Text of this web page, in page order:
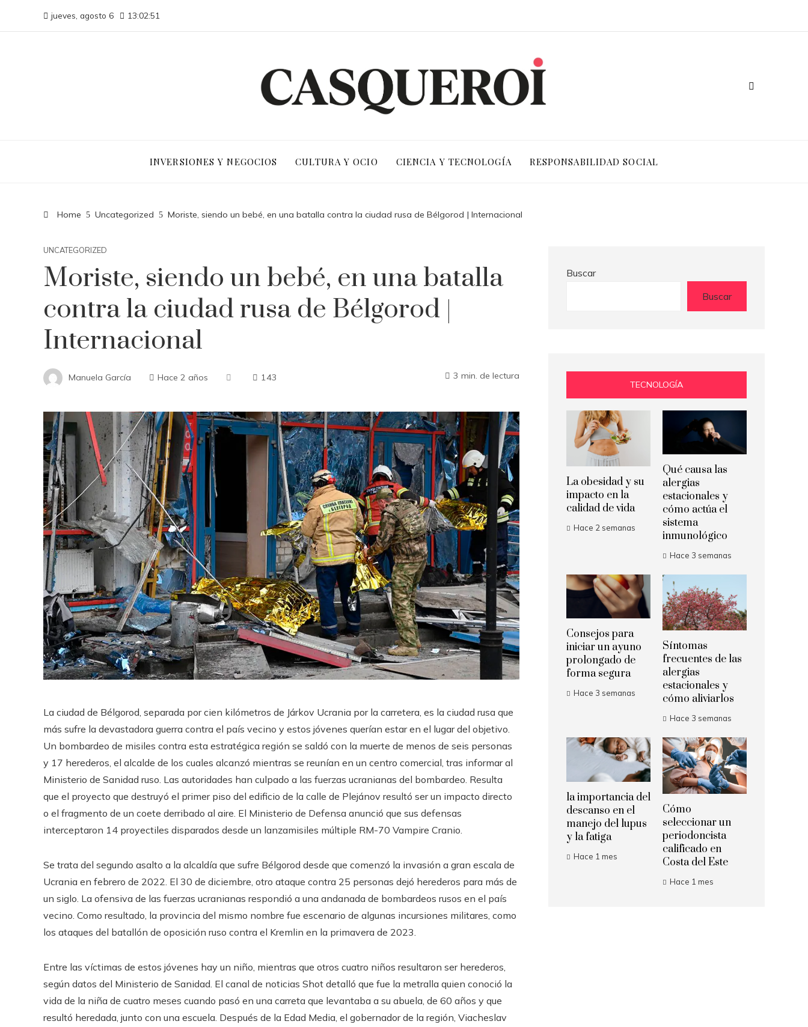
jueves, agosto 6 13:02:52
INVERSIONES Y NEGOCIOS CULTURA Y OCIO CIENCIA Y TECNOLOGÍA RESPONSABILIDAD SOCIAL
Home Uncategorized Moriste, siendo un bebé, en una batalla contra la ciudad rusa de Bélgorod | Internacional
UNCATEGORIZED
Moriste, siendo un bebé, en una batalla
contra la ciudad rusa de Bélgorod |
Internacional
Manuela García Hace 2 años 143 3 min. de lectura
La ciudad de Bélgorod, separada por cien kilómetros de Járkov Ucrania por la carretera, es la ciudad rusa que
más sufre la devastadora guerra contra el país vecino y estos jóvenes querían estar en el lugar del objetivo.
Un bombardeo de misiles contra esta estratégica región se saldó con la muerte de menos de seis personas
y 17 herederos, el alcalde de los cuales alcanzó mientras se reunían en un centro comercial, tras informar al
Ministerio de Sanidad ruso. Las autoridades han culpado a las fuerzas ucranianas del bombardeo. Resulta
que el proyecto que destruyó el primer piso del edificio de la calle de Plejánov resultó ser un impacto directo
o el fragmento de un coete derribado al aire. El Ministerio de Defensa anunció que sus defensas
interceptaron 14 proyectiles disparados desde un lanzamisiles múltiple RM-70 Vampire Cranio.
Se trata del segundo asalto a la alcaldía que sufre Bélgorod desde que comenzó la invasión a gran escala de
Ucrania en febrero de 2022. El 30 de diciembre, otro ataque contra 25 personas dejó herederos para más de
un siglo. La ofensiva de las fuerzas ucranianas respondió a una andanada de bombardeos rusos en el país
vecino. Como resultado, la provincia del mismo nombre fue escenario de algunas incursiones militares, como
los ataques del batallón de oposición ruso contra el Kremlin en la primavera de 2023.
Entre las víctimas de estos jóvenes hay un niño, mientras que otros cuatro niños resultaron ser herederos,
según datos del Ministerio de Sanidad. El canal de noticias Shot detalló que fue la metralla quien conoció la
vida de la niña de cuatro meses cuando pasó en una carreta que levantaba a su abuela, de 60 años y que
resultó heredada, junto con una escuela. Después de la Edad Media, el gobernador de la región, Viacheslav
Buscar
Buscar
TECNOLOGÍA
La obesidad y su
impacto en la
calidad de vida
Hace 2 semanas
Qué causa las
alergias
estacionales y
cómo actúa el
sistema
inmunológico
Hace 3 semanas
Consejos para
iniciar un ayuno
prolongado de
forma segura
Hace 3 semanas
Síntomas
frecuentes de las
alergias
estacionales y
cómo aliviarlos
Hace 3 semanas
la importancia del
descanso en el
manejo del lupus
y la fatiga
Hace 1 mes
Cómo
seleccionar un
periodoncista
calificado en
Costa del Este
Hace 1 mes